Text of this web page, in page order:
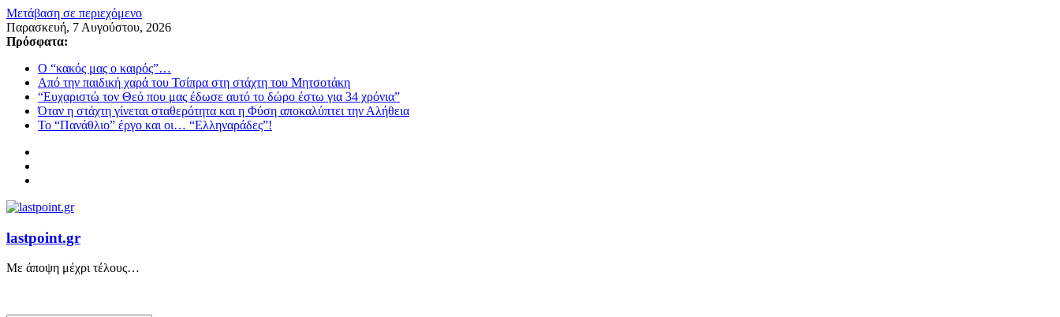
Μετάβαση σε περιεχόμενο
Παρασκευή, 7 Αυγούστου, 2026
Πρόσφατα:
Ο “κακός μας ο καιρός”…
Από την παιδική χαρά του Τσίπρα στη στάχτη του Μητσοτάκη
“Ευχαριστώ τον Θεό που μας έδωσε αυτό το δώρο έστω για 34 χρόνια”
Όταν η στάχτη γίνεται σταθερότητα και η Φύση αποκαλύπτει την Αλήθεια
Το “Πανάθλιο” έργο και οι… “Ελληναράδες”!
lastpoint.gr
Με άποψη μέχρι τέλους…